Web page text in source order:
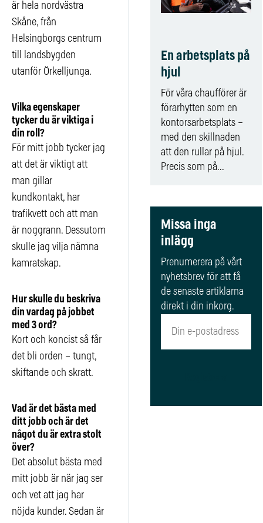
är hela nordvästra
Skåne, från
Helsingborgs centrum
till landsbygden
utanför Örkelljunga.
Vilka egenskaper
tycker du är viktiga i
din roll?
För mitt jobb tycker jag
att det är viktigt att
man gillar
kundkontakt, har
trafikvett och att man
är noggrann. Dessutom
skulle jag vilja nämna
kamratskap.
Hur skulle du beskriva
din vardag på jobbet
med 3 ord?
Kort och koncist så får
det bli orden – tungt,
skiftande och skratt.
Vad är det bästa med
ditt jobb och är det
något du är extra stolt
över?
Det absolut bästa med
mitt jobb är när jag ser
och vet att jag har
nöjda kunder. Sedan är
En arbetsplats på
hjul
För våra chaufförer är
förarhytten som en
kontorsarbetsplats –
med den skillnaden
att den rullar på hjul.
Precis som på...
Missa inga
inlägg
Prenumerera på vårt
nyhetsbrev för att få
de senaste artiklarna
direkt i din inkorg.